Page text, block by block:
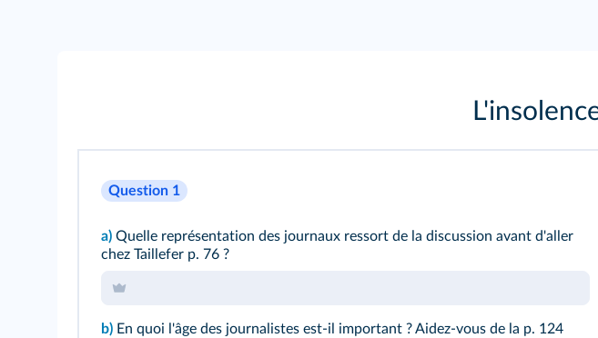
Question 1
a) Quelle représentation des journaux ressort de la discussion avant d'aller
chez Taillefer p. 76 ?
b) En quoi l'âge des journalistes est-il important ? Aidez-vous de la p. 124